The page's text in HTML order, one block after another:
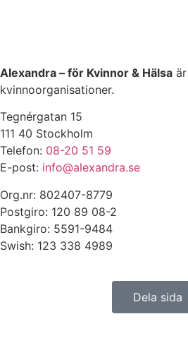
Alexandra – för Kvinnor & Hälsa
kvinnoorganisationer.
Tegnérgatan 15
111 40 Stockholm
Telefon: 08-20 51 59
E-post: info@alexandra.se
Org.nr: 802407-8779
Postgiro: 120 89 08-2
Bankgiro: 5591-9484
Swish: 123 338 4989
Dela sida